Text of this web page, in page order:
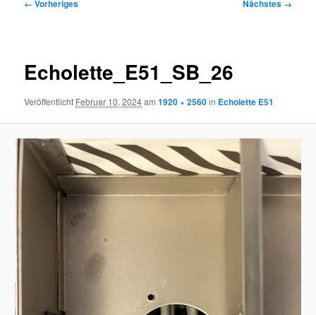
← Vorheriges Nächstes →
Echolette_E51_SB_26
Veröffentlicht Februar 10, 2024am1920 × 2560in Echolette E51